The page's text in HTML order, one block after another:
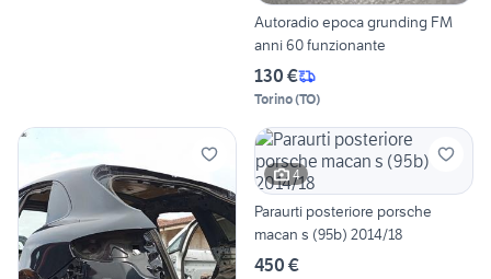
Autoradio epoca grunding FM
anni 60 funzionante
130 €
Torino(TO)
4
Paraurti posteriore porsche
macan s (95b) 2014/18
450 €